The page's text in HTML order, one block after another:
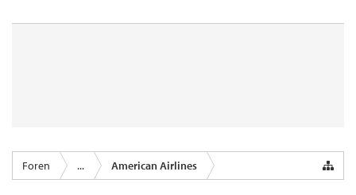
Foren ... American Airlines